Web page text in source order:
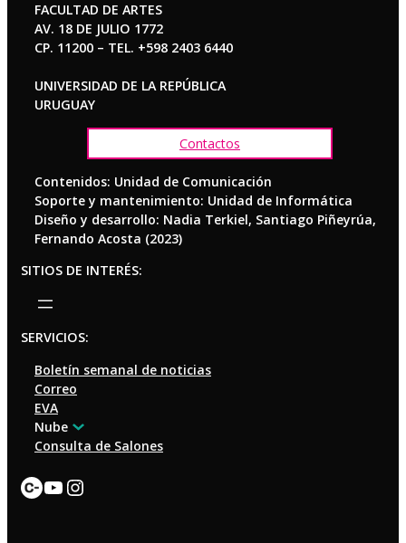
FACULTAD DE ARTES
AV. 18 DE JULIO 1772
CP. 11200 – TEL. +598 2403 6440
UNIVERSIDAD DE LA REPÚBLICA
URUGUAY
Contactos
Contenidos: Unidad de Comunicación
Soporte y mantenimiento: Unidad de Informática
Diseño y desarrollo: Nadia Terkiel, Santiago Piñeyrúa,
Fernando Acosta (2023)
SITIOS DE INTERÉS:
SERVICIOS:
Boletín semanal de noticias
Correo
EVA
Nube
Consulta de Salones
Enlace
YouTube
Instagram